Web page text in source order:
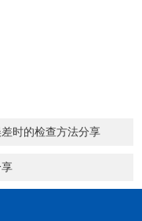
时的检查方法分享